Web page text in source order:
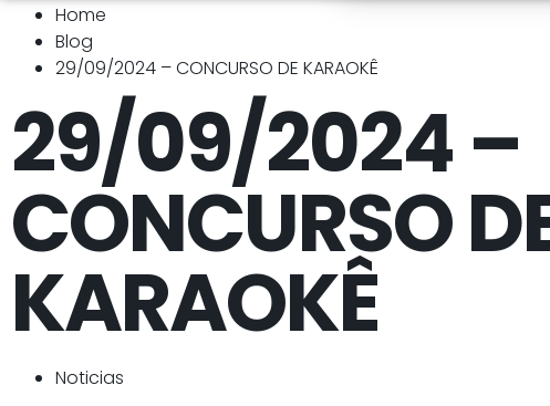
Home
Blog
29/09/2024 – CONCURSO DE KARAOKÊ
29/09/2024 –
CONCURSO
KARAOKÊ
Noticias